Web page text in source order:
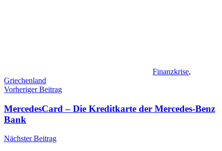
Finanzkrise,
Griechenland
Beitragsnavigation
Vorheriger Beitrag
MercedesCard – Die Kreditkarte der Mercedes-Benz
Bank
Nächster Beitrag